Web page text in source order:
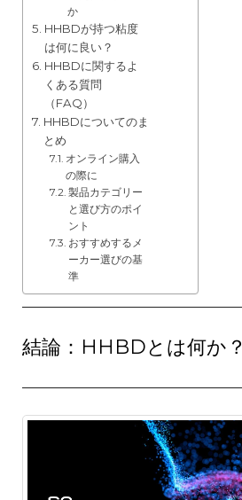
か
HHBDが持つ粘度
は何に良い？
HHBDに関するよ
くある質問
（FAQ）
HHBDについてのま
とめ
オンライン購入
の際に
製品カテゴリー
と選び方のポイ
ント
おすすめするメ
ーカー選びの基
準
結論：HHBDとは何か？